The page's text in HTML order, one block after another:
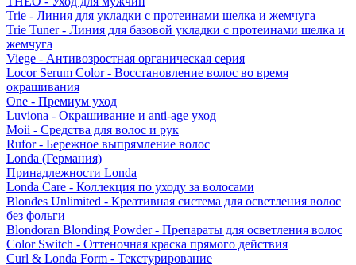
Trie - Линия для укладки с протеинами шелка и жемчуга
Trie Tuner - Линия для базовой укладки с протеинами шелка и
жемчуга
Viege - Антивозростная органическая серия
Locor Serum Color - Восстановление волос во время
окрашивания
One - Премиум уход
Luviona - Окрашивание и anti-age уход
Moii - Средства для волос и рук
Rufor - Бережное выпрямление волос
Londa (Германия)
Принадлежности Londa
Londa Care - Коллекция по уходу за волосами
Blondes Unlimited - Креативная система для осветления волос
без фольги
Blondoran Blonding Powder - Препараты для осветления волос
Color Switch - Оттеночная краска прямого действия
Curl & Londa Form - Текстурирование